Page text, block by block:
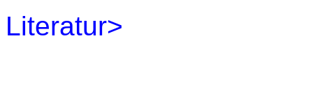
Literatur>